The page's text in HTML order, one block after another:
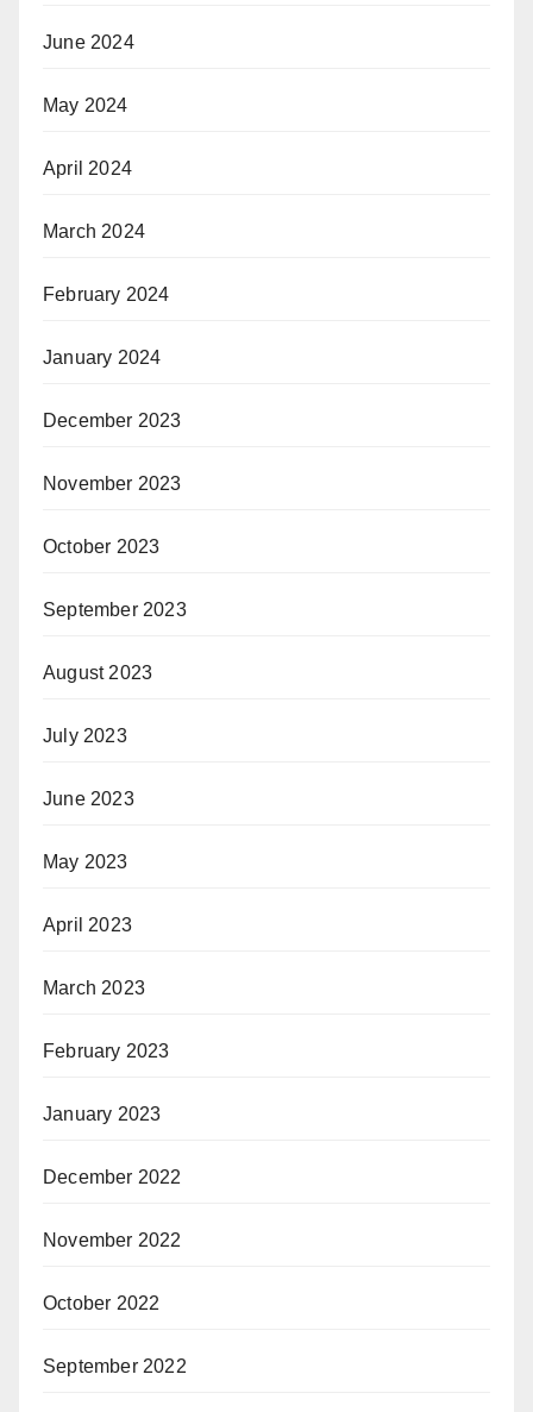
June 2024
May 2024
April 2024
March 2024
February 2024
January 2024
December 2023
November 2023
October 2023
September 2023
August 2023
July 2023
June 2023
May 2023
April 2023
March 2023
February 2023
January 2023
December 2022
November 2022
October 2022
September 2022